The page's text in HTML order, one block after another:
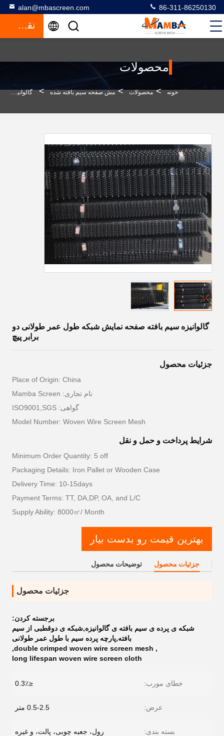
alan@mbascreen.com 86-311-86250130
نقل قول
محصولات
خونه > محصولات > مش صفحه سیم بافته شده > گالوانیزه سیم بافته صفحه نمایش شبکه طول عمر طولانی دو برابر پیچ
گالوانیزه سیم بافته صفحه نمایش شبکه طول عمر طولانی دو
برابر پیچ
جزئیات محصول
Place of Origin: China
نام تجاری: Mamba Screen
گواهی: ISO9001,SGS
Model Number: Woven Wire Screen Mesh
شرایط پرداخت و حمل و نقل
Minimum Order Quantity: 5 off
Packaging Details: Iron Pallet or Wooden Case
Delivery Time: 10-15days
Payment Terms: TT, DA,DP, OA, and L/C
Supply Ability: 8000㎡/ Month
بهترین قیمت رو بدست بیار
جزئیات محصول توضیحات محصول
جزئیات محصول
برجسته کردن:
شبکه ی پرده ی سیم بافته ی گالوانیزه,شبکه ی دوقطبی از سیم
بافته,پارچه پرده سیم با طول عمر طولانی
,
double crimped woven wire screen mesh
,
long lifespan woven wire screen cloth
خطای مورب: ≤0.3٪
عرض: 0.5-2.5 متر
بسته بندی: رول، جعبه چوبی، پالت، و غیره